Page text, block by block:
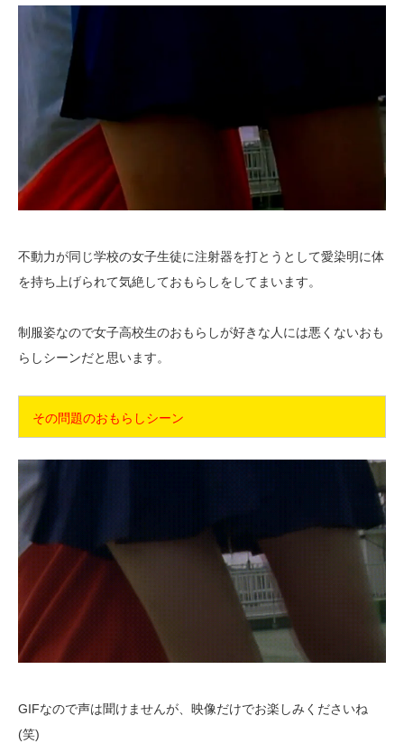
不動力が同じ学校の女子生徒に注射器を打とうとして愛染明に体
を持ち上げられて気絶しておもらしをしてまいます。
制服姿なので女子高校生のおもらしが好きな人には悪くないおも
らしシーンだと思います。
その問題のおもらしシーン
GIFなので声は聞けませんが、映像だけでお楽しみくださいね
(笑)